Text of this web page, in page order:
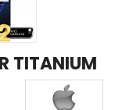
TITANIUM